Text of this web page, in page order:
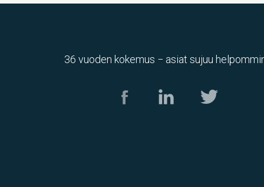
36 vuoden kokemus − asiat sujuu